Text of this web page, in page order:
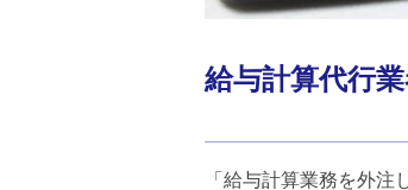
給与計算代行
「給与計算業務を外